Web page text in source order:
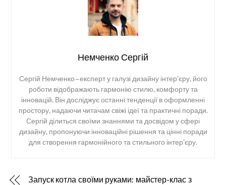
Немченко Сергій
Сергій Немченко – експерт у галузі дизайну інтер’єру, його
роботи відображають гармонію стилю, комфорту та
інновацій. Він досліджує останні тенденції в оформленні
простору, надаючи читачам свіжі ідеї та практичні поради.
Сергій ділиться своїми знаннями та досвідом у сфері
дизайну, пропонуючи інноваційні рішення та цінні поради
для створення гармонійного та стильного інтер’єру.
Запуск котла своїми руками: майстер-клас з